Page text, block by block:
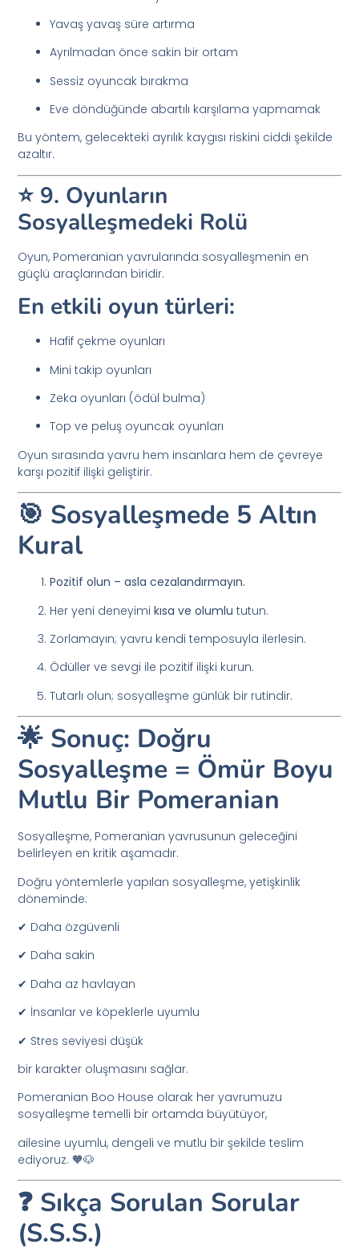
Yavaş yavaş süre artırma
Ayrılmadan önce sakin bir ortam
Sessiz oyuncak bırakma
Eve döndüğünde abartılı karşılama yapmamak
Bu yöntem, gelecekteki ayrılık kaygısı riskini ciddi şekilde
azaltır.
⭐ 9. Oyunların
Sosyalleşmedeki Rolü
Oyun, Pomeranian yavrularında sosyalleşmenin en
güçlü araçlarından biridir.
En etkili oyun türleri:
Hafif çekme oyunları
Mini takip oyunları
Zeka oyunları (ödül bulma)
Top ve peluş oyuncak oyunları
Oyun sırasında yavru hem insanlara hem de çevreye
karşı pozitif ilişki geliştirir.
🎯 Sosyalleşmede 5 Altın
Kural
Pozitif olun – asla cezalandırmayın.
Her yeni deneyimikısa ve olumlu tutun.
Zorlamayın; yavru kendi temposuyla ilerlesin.
Ödüller ve sevgi ile pozitif ilişki kurun.
Tutarlı olun; sosyalleşme günlük bir rutindir.
🌟 Sonuç: Doğru
Sosyalleşme = Ömür Boyu
Mutlu Bir Pomeranian
Sosyalleşme, Pomeranian yavrusunun geleceğini
belirleyen en kritik aşamadır.
Doğru yöntemlerle yapılan sosyalleşme, yetişkinlik
döneminde:
✔ Daha özgüvenli
✔ Daha sakin
✔ Daha az havlayan
✔ İnsanlar ve köpeklerle uyumlu
✔ Stres seviyesi düşük
bir karakter oluşmasını sağlar.
Pomeranian Boo House olarak her yavrumuzu
sosyalleşme temelli bir ortamda büyütüyor,
ailesine uyumlu, dengeli ve mutlu bir şekilde teslim
ediyoruz. 🧡🐶
❓ Sıkça Sorulan Sorular
(S.S.S.)